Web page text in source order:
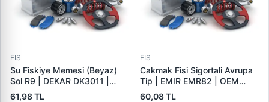
FIS
Su Fiskiye Memesi (Beyaz)
Sol R9 | DEKAR DK3011 |
OEM 7700728063
61,98 TL
FIS
Cakmak Fisi Sigortali Avrupa
Tip | EMIR EMR82 | OEM
EMIR EMR82
60,08 TL